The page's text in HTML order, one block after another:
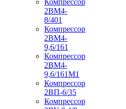
Компрессор
2ВМ4-
8/401
Компрессор
2ВМ4-
9,6/161
Компрессор
2ВМ4-
9,6/161М1
Компрессор
2ВП-6/35
Компрессор